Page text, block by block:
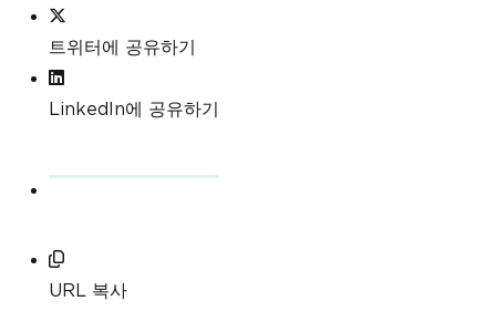
트위터에 공유하기
LinkedIn에 공유하기
URL 복사